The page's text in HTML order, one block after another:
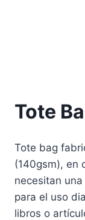
Tote
Tote bag
(140gsm), en
necesitan
para el uso
libros o